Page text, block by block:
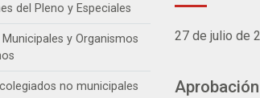
del Pleno y Especiales
y Organismos
no municipales
27 de julio de